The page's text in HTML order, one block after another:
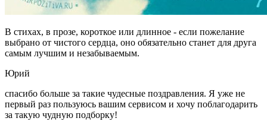
В стихах, в прозе, короткое или длинное - если пожелание
выбрано от чистого сердца, оно обязательно станет для друга
самым лучшим и незабываемым.
Юрий
спасибо больше за такие чудесные поздравления. Я уже не
первый раз пользуюсь вашим сервисом и хочу поблагодарить
за такую чудную подборку!